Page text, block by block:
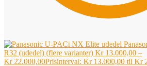
R32 (udedel) (flere varianter) Kr13.000,00 –
Kr22.000,00Prisinterval: Kr 13.000,00 til Kr